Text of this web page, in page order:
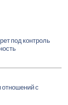
под контроль
с